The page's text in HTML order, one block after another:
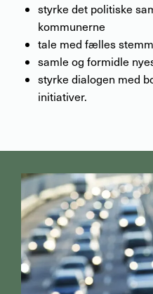
styrke det politiske
kommunerne
tale med fælles
samle og formidle
styrke dialogen med
initiativer.